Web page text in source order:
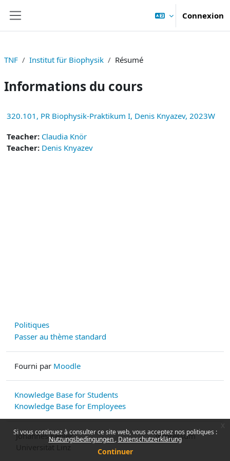
Si vous continuez à consulter ce site web, vous acceptez nos politiques :
Nutzungsbedingungen Datenschutzerklärung
Continuer
Connexion
TNF Institut für Biophysik Résumé
Informations du cours
320.101, PR Biophysik-Praktikum I, Denis Knyazev, 2023W
Teacher: Claudia Knör
Teacher: Denis Knyazev
Politiques
Passer au thème standard
Fourni par Moodle
Knowledge Base for Students
Knowledge Base for Employees
Johannes Kepler
Impressum